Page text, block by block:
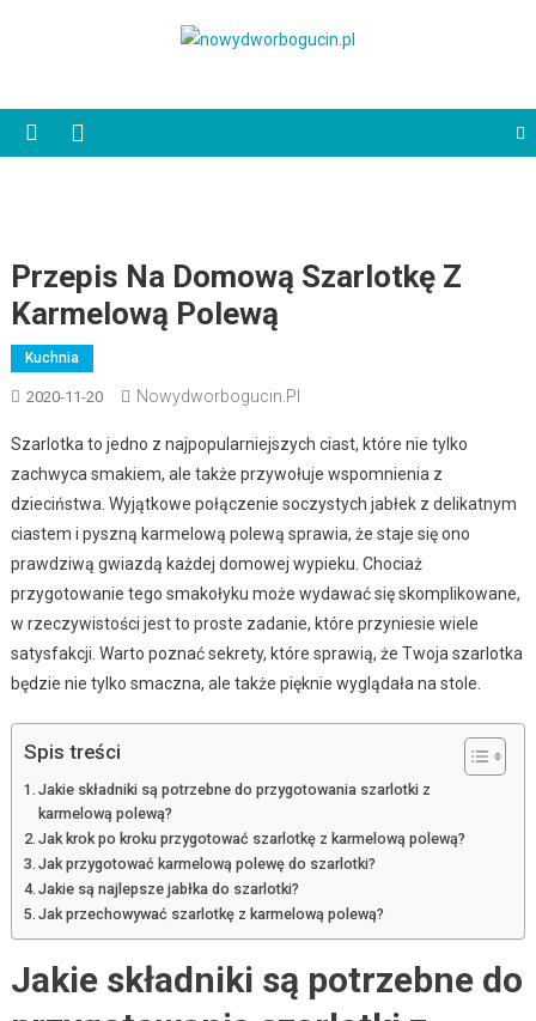
Przepis Na Domową Szarlotkę Z
Karmelową Polewą
Kuchnia
2020-11-20 Nowydworbogucin.pl
Szarlotka to jedno z najpopularniejszych ciast, które nie tylko
zachwyca smakiem, ale także przywołuje wspomnienia z
dzieciństwa. Wyjątkowe połączenie soczystych jabłek z delikatnym
ciastem i pyszną karmelową polewą sprawia, że staje się ono
prawdziwą gwiazdą każdej domowej wypieku. Chociaż
przygotowanie tego smakołyku może wydawać się skomplikowane,
w rzeczywistości jest to proste zadanie, które przyniesie wiele
satysfakcji. Warto poznać sekrety, które sprawią, że Twoja szarlotka
będzie nie tylko smaczna, ale także pięknie wyglądała na stole.
Spis treści
Jakie składniki są potrzebne do przygotowania szarlotki z
karmelową polewą?
Jak krok po kroku przygotować szarlotkę z karmelową polewą?
Jak przygotować karmelową polewę do szarlotki?
Jakie są najlepsze jabłka do szarlotki?
Jak przechowywać szarlotkę z karmelową polewą?
Jakie składniki są potrzebne do